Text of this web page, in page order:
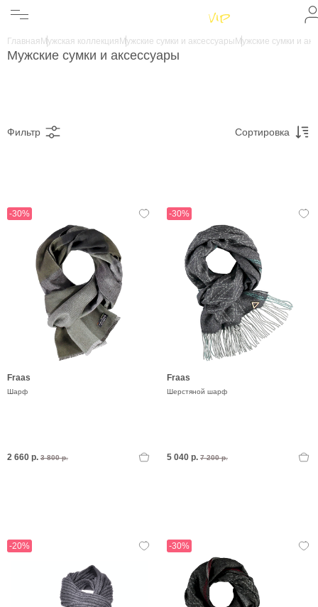
Бренды
Информация
Главная Мужская коллекция Мужские сумки и аксессуары Мужские сумки и
Мужские сумки и аксессуары
Фильтр Сортировка
-30%
Fraas
Шарф
2 660 р. 3 800 р.
-30%
Fraas
Шерстяной шарф
5 040 р. 7 200 р.
-20% -30%